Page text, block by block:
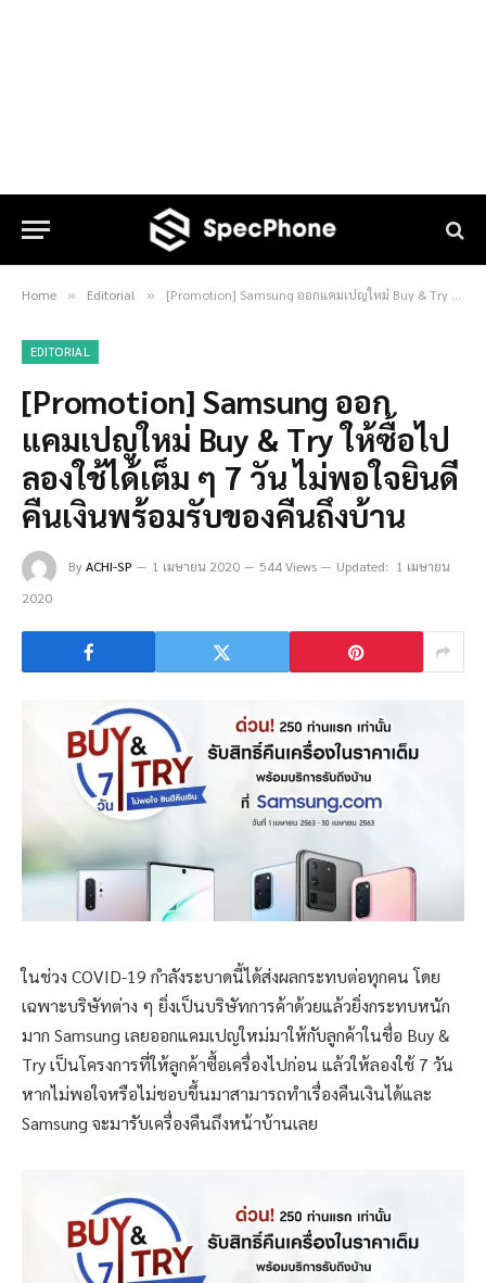
Home » Editorial » [Promotion] Samsung ออกแคมเปญใหม่ Buy & Try ให้ซื้อไปลองใช้ได้เต็ม ๆ 7 วัน ไม่พอใจยินดีคืนเงินพร้อมรับของคืนถึงบ้าน
EDITORIAL
[Promotion] Samsung ออก
แคมเปญใหม่ Buy & Try ให้ซื้อไป
ลองใช้ได้เต็ม ๆ 7 วัน ไม่พอใจยินดี
คืนเงินพร้อมรับของคืนถึงบ้าน
ByACHI-SP 1 เมษายน 2020 544 Views Updated: 1 เมษายน
2020
ในช่วง COVID-19 กำลังระบาดนี้ได้ส่งผลกระทบต่อทุกคน โดย
เฉพาะบริษัทต่าง ๆ ยิ่งเป็นบริษัทการค้าด้วยแล้วยิ่งกระทบหนัก
มาก Samsung เลยออกแคมเปญใหม่มาให้กับลูกค้าในชื่อ Buy &
Try เป็นโครงการที่ให้ลูกค้าซื้อเครื่องไปก่อน แล้วให้ลองใช้ 7 วัน
หากไม่พอใจหรือไม่ชอบขึ้นมาสามารถทำเรื่องคืนเงินได้และ
Samsung จะมารับเครื่องคืนถึงหน้าบ้านเลย